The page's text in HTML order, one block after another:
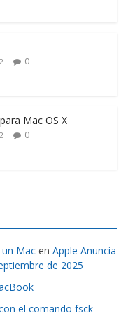
0
Mac OS X
0
Mac enApple Anuncia
de 2025
el comando fsck